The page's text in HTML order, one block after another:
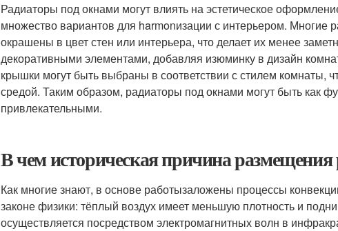
Радиаторы под окнами могут влиять на эстетическое
множество вариантов для harmonизации с интерьером. Многие
окрашены в цвет стен или интерьера, что делает их менее
декоративными элементами, добавляя изюминку в дизайн
крышки могут быть выбраны в соответствии с стилем комнаты,
средой. Таким образом, радиаторы под окнами могут быть как
привлекательными.
В чем историческая причина
Как многие знают, в основе работызаложены процессы
законе физики: тёплый воздух имеет меньшую плотность и
осуществляется посредством электромагнитных волн в